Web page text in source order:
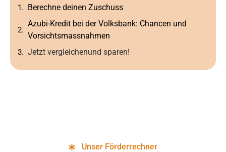
Berechne deinen Zuschuss
Azubi-Kredit bei der Volksbank: Chancen und
Vorsichtsmassnahmen
Jetzt vergleichenund sparen!
Unser Förderrechner